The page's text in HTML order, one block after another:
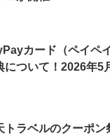
カード（ペイペ
について！2026年5
トラベルのクーポン